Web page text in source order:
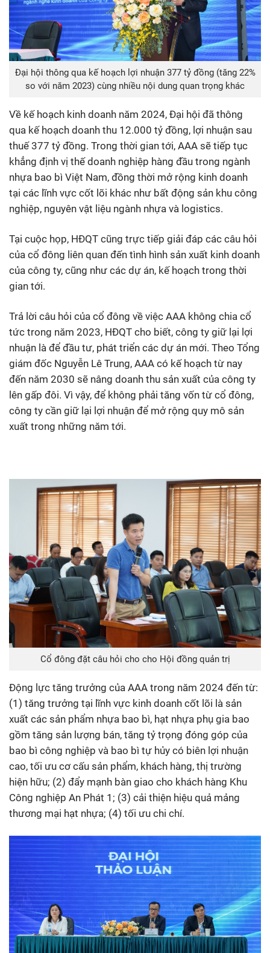
Đại hội thông qua kế hoạch lợi nhuận 377 tỷ đồng (tăng 22%
so với năm 2023) cùng nhiều nội dung quan trọng khác
Về kế hoạch kinh doanh năm 2024, Đại hội đã thông
qua kế hoạch doanh thu 12.000 tỷ đồng, lợi nhuận sau
thuế 377 tỷ đồng. Trong thời gian tới, AAA sẽ tiếp tục
khẳng định vị thế doanh nghiệp hàng đầu trong ngành
nhựa bao bì Việt Nam, đồng thời mở rộng kinh doanh
tại các lĩnh vực cốt lõi khác như bất động sản khu công
nghiệp, nguyên vật liệu ngành nhựa và logistics.
Tại cuộc họp, HĐQT cũng trực tiếp giải đáp các câu hỏi
của cổ đông liên quan đến tình hình sản xuất kinh doanh
của công ty, cũng như các dự án, kế hoạch trong thời
gian tới.
Trả lời câu hỏi của cổ đông về việc AAA không chia cổ
tức trong năm 2023, HĐQT cho biết, công ty giữ lại lợi
nhuận là để đầu tư, phát triển các dự án mới. Theo Tổng
giám đốc Nguyễn Lê Trung, AAA có kế hoạch từ nay
đến năm 2030 sẽ nâng doanh thu sản xuất của công ty
lên gấp đôi. Vì vậy, để không phải tăng vốn từ cổ đông,
công ty cần giữ lại lợi nhuận để mở rộng quy mô sản
xuất trong những năm tới.
Cổ đông đặt câu hỏi cho cho Hội đồng quản trị
Động lực tăng trưởng của AAA trong năm 2024 đến từ:
(1) tăng trưởng tại lĩnh vực kinh doanh cốt lõi là sản
xuất các sản phẩm nhựa bao bì, hạt nhựa phụ gia bao
gồm tăng sản lượng bán, tăng tỷ trọng đóng góp của
bao bì công nghiệp và bao bì tự hủy có biên lợi nhuận
cao, tối ưu cơ cấu sản phẩm, khách hàng, thị trường
hiện hữu; (2) đẩy mạnh bàn giao cho khách hàng Khu
Công nghiệp An Phát 1; (3) cải thiện hiệu quả mảng
thương mại hạt nhựa; (4) tối ưu chi chí.